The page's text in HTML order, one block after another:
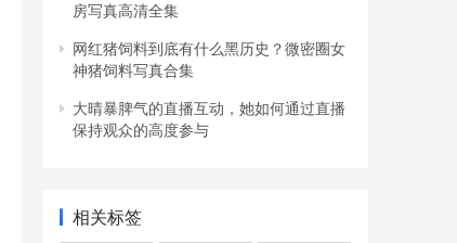
房写真高清全集
网红猪饲料到底有什么黑历史？微密圈女
神猪饲料写真合集
大晴暴脾气的直播互动，她如何通过直播
保持观众的高度参与
相关标签